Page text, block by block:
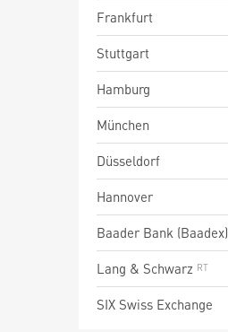
Frankfurt
Stuttgart
Hamburg
München
Düsseldorf
Hannover
Baader Bank (Baadex)
Lang & Schwarz
SIX Swiss Exchange